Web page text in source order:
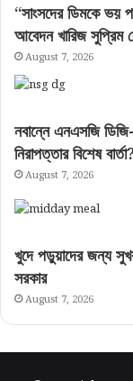
“সাংসদের ডিমকে ভয়
আবেদন খারিজ সুপ্রিম
August 7, 2026
নবান্নে এনএসজি
নিরাপত্তার বিশেষ
August 7, 2026
খুদে পড়ুয়াদের জন্য
সরকার
August 7, 2026